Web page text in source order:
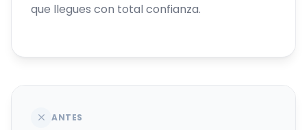
que llegues con total confianza.
ANTES